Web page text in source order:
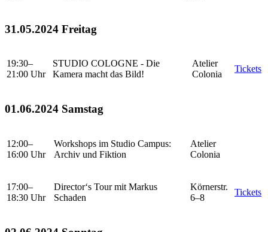
31.05.2024 Freitag
19:30–
21:00 Uhr
STUDIO COLOGNE - Die
Kamera macht das Bild!
Atelier
Colonia
Tickets
01.06.2024 Samstag
12:00–
16:00 Uhr
Workshops im Studio Campus:
Archiv und Fiktion
Atelier
Colonia
17:00–
18:30 Uhr
Director‘s Tour mit Markus
Schaden
Körnerstr.
6–8
Tickets